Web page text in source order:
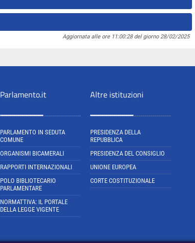
Aggiornata alle ore 11:00:28 del giorno 28/02/2025
Parlamento.it
PARLAMENTO IN SEDUTA
COMUNE
ORGANISMI BICAMERALI
RAPPORTI INTERNAZIONALI
POLO BIBLIOTECARIO
PARLAMENTARE
NORMATTIVA: IL PORTALE
DELLA LEGGE VIGENTE
Altre istituzioni
PRESIDENZA DELLA
REPUBBLICA
PRESIDENZA DEL CONSIGLIO
UNIONE EUROPEA
CORTE COSTITUZIONALE